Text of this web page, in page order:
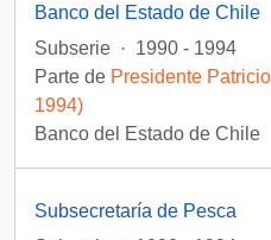
Banco del Estado de Chile
Subserie · 1990 - 1994
Parte de Presidente
1994)
Banco del Estado de Chile
Subsecretaría de Pesca